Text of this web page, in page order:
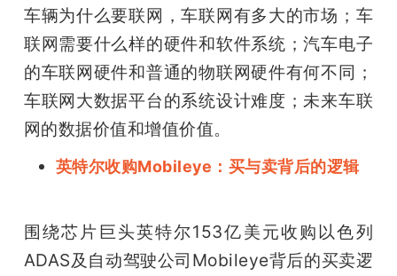
车辆为什么要联网，车联网有多大的市场；车
联网需要什么样的硬件和软件系统；汽车电子
的车联网硬件和普通的物联网硬件有何不同；
车联网大数据平台的系统设计难度；未来车联
网的数据价值和增值价值。
英特尔收购Mobileye：买与卖背后的逻辑
围绕芯片巨头英特尔153亿美元收购以色列
ADAS及自动驾驶公司Mobileye背后的买卖逻